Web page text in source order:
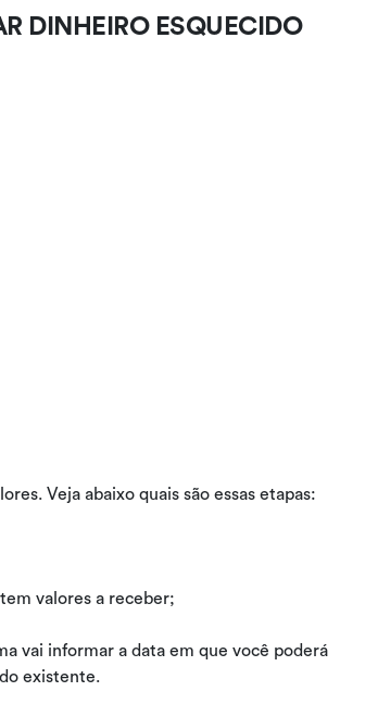
DINHEIRO ESQUECIDO
Veja abaixo quais são essas etapas:
valores a receber;
vai informar a data em que você poderá
existente.